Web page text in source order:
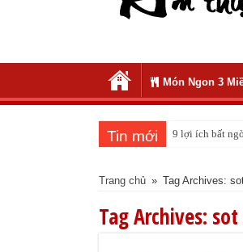
Món Ngon 3
Tin mới 9 lợi ích bất
Cách pha nước
Trang chủ » Tag Archives:
Tag Archives: sot